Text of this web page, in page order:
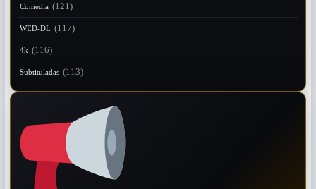
Comedia (121)
WED-DL (117)
4k (116)
Subtituladas (113)